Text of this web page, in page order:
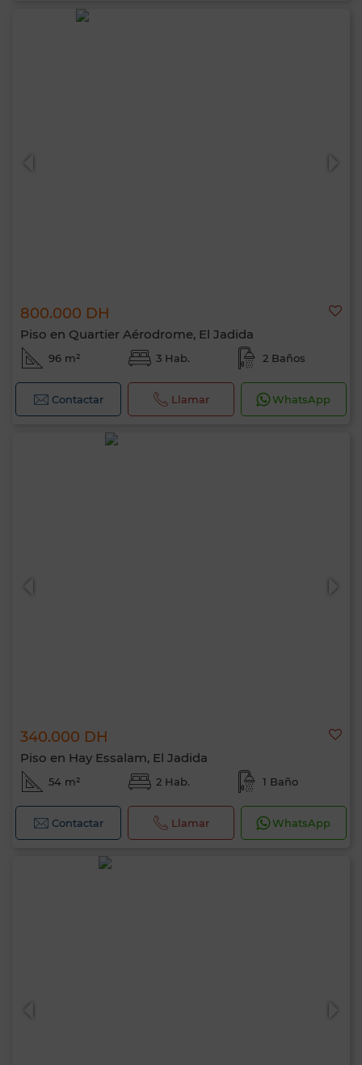
800.000 DH
Piso en Quartier Aérodrome, El Jadida
96 m² 3 Hab. 2 Baños
Contactar Llamar WhatsApp
340.000 DH
Piso en Hay Essalam, El Jadida
54 m² 2 Hab. 1 Baño
Contactar Llamar WhatsApp